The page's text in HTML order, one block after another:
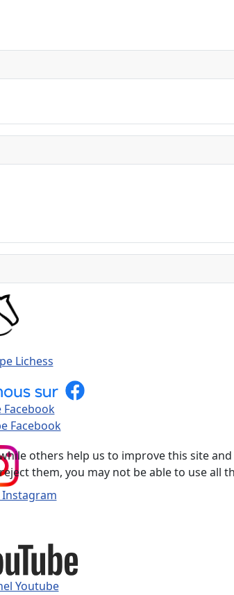
Lichess
Facebook
Youtube
others help us to improve this site
them, you may not be able to use all